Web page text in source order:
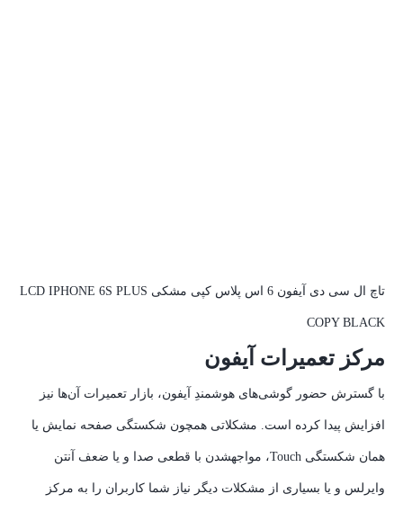
تاچ ال سی دی آیفون 6 اس پلاس کپی مشکی LCD IPHONE 6S PLUS
COPY BLACK
مرکز تعمیرات آیفون
با گسترش حضور گوشی‌های هوشمندِ آیفون، بازار تعمیرات آن‌ها نیز
افزایش پیدا کرده است. مشکلاتی همچون شکستگی صفحه نمایش یا
همان شکستگی Touch، مواجهشدن با قطعی صدا و یا ضعف آنتن
وایرلس و یا بسیاری از مشکلات دیگر نیاز شما کاربران را به مرکز